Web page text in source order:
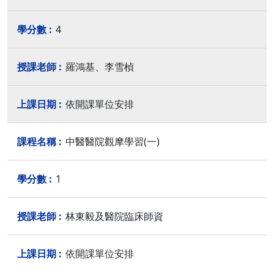
4
羅鴻基、李雪楨
依開課單位安排
中醫醫院觀摩學習(一)
1
林東毅及醫院臨床師資
依開課單位安排